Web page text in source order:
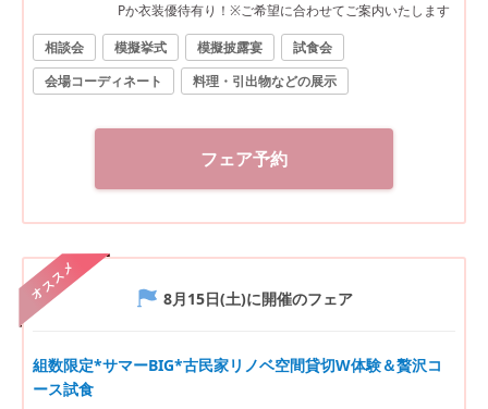
Pか衣装優待有り！※ご希望に合わせてご案内いたします
相談会
模擬挙式 模擬披露宴
試食会
会場コーディネート
料理・引出物などの展示
フェア予約
オススメ 8月15日(土)に開催のフェア
組数限定*サマーBIG*古民家リノベ空間貸切W体験＆贅沢コ
ース試食